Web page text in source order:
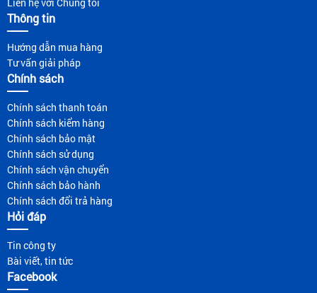
Thông tin
Hướng dẫn mua hàng
Tư vấn giải pháp
Chính sách
Chính sách thanh toán
Chính sách kiểm hàng
Chính sách bảo mật
Chính sách sử dụng
Chính sách vận chuyển
Chính sách bảo hành
Chính sách đổi trả hàng
Hỏi đáp
Tin công ty
Bài viết, tin tức
Facebook